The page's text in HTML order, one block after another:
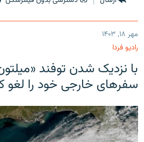
مهر ۱۸, ۱۴۰۳
رادیو فردا
با نزدیک شدن توفند
سفرهای خارجی خود را لغو